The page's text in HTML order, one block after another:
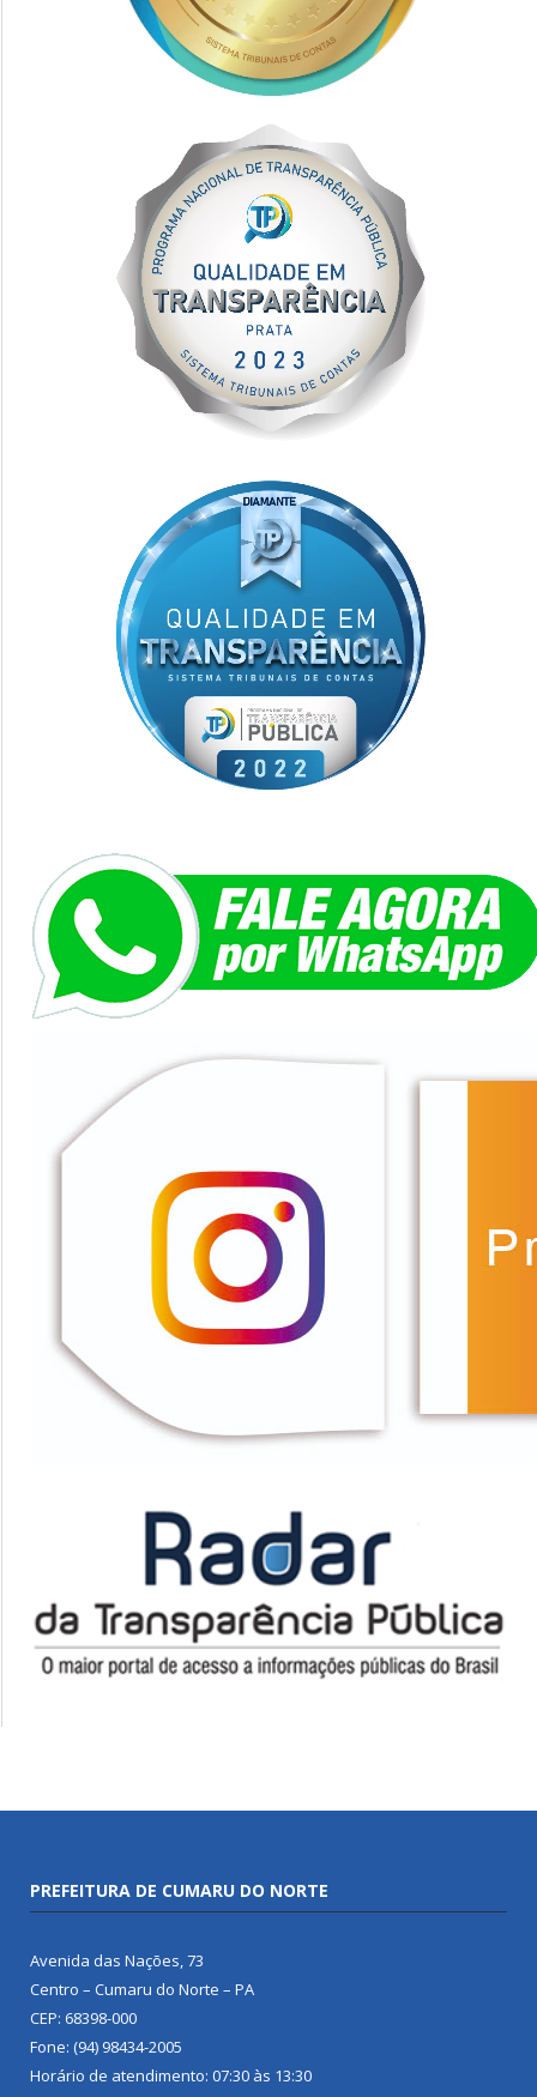
PREFEITURA DE CUMARU DO NORTE
Avenida das Nações, 73
Centro – Cumaru do Norte – PA
CEP: 68398-000
Fone: (94) 98434-2005
Horário de atendimento: 07:30 às 13:30